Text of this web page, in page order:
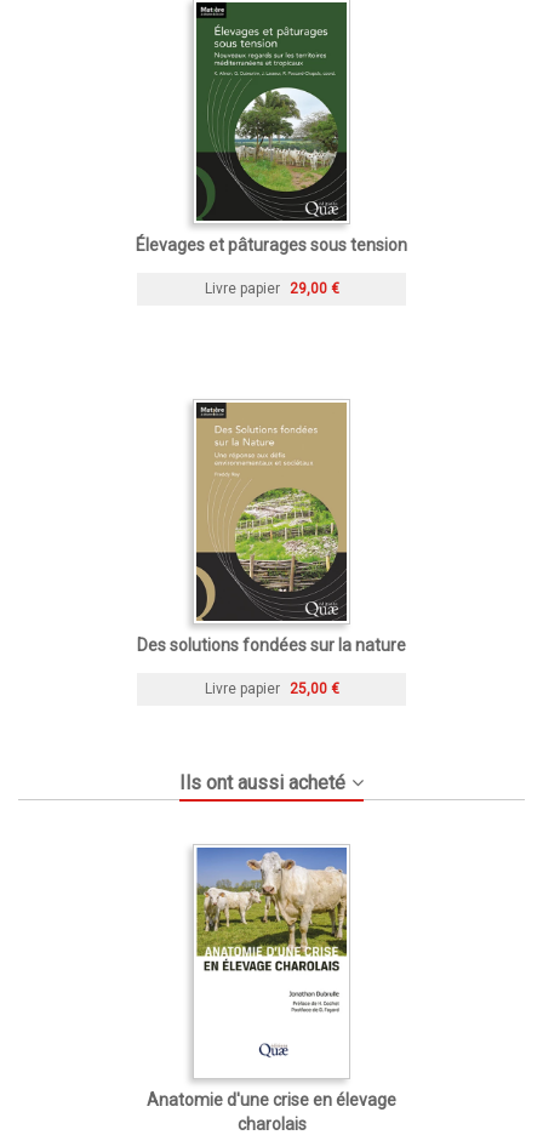
Élevages et pâturages sous tension
Livre papier 29,00 €
Des solutions fondées sur la nature
Livre papier 25,00 €
Ils ont aussi acheté
Anatomie d'une crise en élevage
charolais